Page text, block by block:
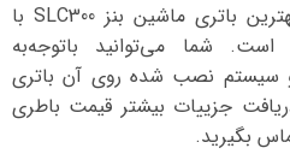
در این صفحه لیست قیمت بهترین باتری ماشین بنز SLC300 با
شما می‌توانید با‌توجه‌به
سیستم نصب شده روی آن باتری
دریافت جزییات بیشتر قیمت باطری
بگیرید.